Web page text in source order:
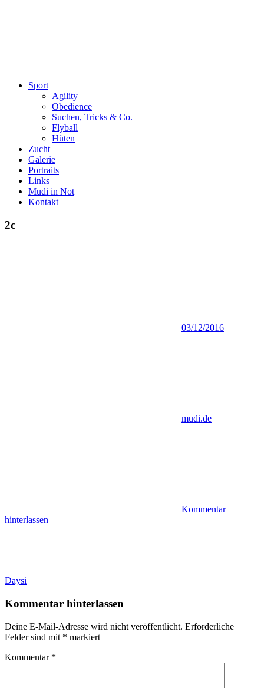
Sport
Agility
Obedience
Suchen, Tricks & Co.
Flyball
Hüten
Zucht
Galerie
Portraits
Links
Mudi in Not
Kontakt
2c
03/12/2016
mudi.de
Kommentar
hinterlassen
Vorheriger
Daysi
Kommentar hinterlassen
Deine E-Mail-Adresse wird nicht veröffentlicht. Erforderliche
Felder sind mit * markiert
Kommentar *